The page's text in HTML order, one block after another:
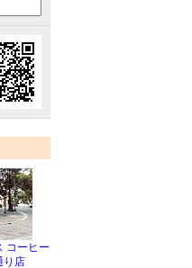
コーヒー
り店